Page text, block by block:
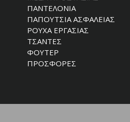
ΠΑΝΤΕΛΟΝΙΑ
ΠΑΠΟΥΤΣΙΑ ΑΣΦΑΛΕΙΑΣ
ΡΟΥΧΑ ΕΡΓΑΣΙΑΣ
ΤΣΑΝΤΕΣ
ΦΟΥΤΕΡ
ΠΡΟΣΦΟΡΕΣ